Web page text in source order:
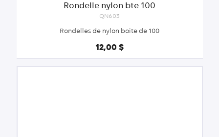
Rondelle nylon bte 100
QN603
Rondelles de nylon boite de 100
12,00 $